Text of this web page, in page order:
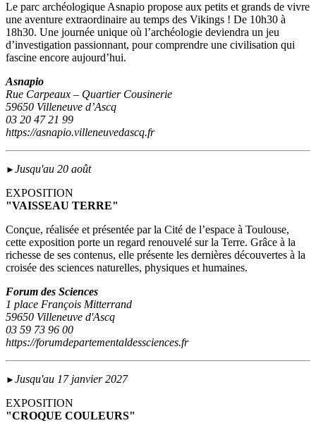
Le parc archéologique Asnapio propose aux petits et grands de vivre
une aventure extraordinaire au temps des Vikings ! De 10h30 à
18h30. Une journée unique où l’archéologie deviendra un jeu
d’investigation passionnant, pour comprendre une civilisation qui
fascine encore aujourd’hui.
Asnapio
Rue Carpeaux – Quartier Cousinerie
59650 Villeneuve d’Ascq
03 20 47 21 99
https://asnapio.villeneuvedascq.fr
► Jusqu'au 20 août
EXPOSITION
"VAISSEAU TERRE"
Conçue, réalisée et présentée par la Cité de l’espace à Toulouse,
cette exposition porte un regard renouvelé sur la Terre. Grâce à la
richesse de ses contenus, elle présente les dernières découvertes à la
croisée des sciences naturelles, physiques et humaines.
Forum des Sciences
1 place François Mitterrand
59650 Villeneuve d'Ascq
03 59 73 96 00
https://forumdepartementaldessciences.fr
► Jusqu'au 17 janvier 2027
EXPOSITION
"CROQUE COULEURS"